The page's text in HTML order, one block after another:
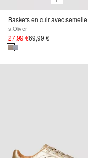
s.Oliver
27,99 €69,99 €